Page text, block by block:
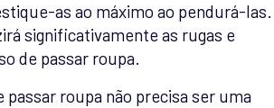
as ao máximo ao pendurá-las.
significativamente as rugas e
de passar roupa.
roupa não precisa ser uma